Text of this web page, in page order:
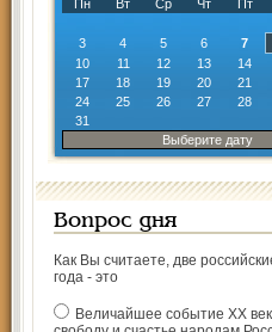
Пн
Вт Ср Чт Пт
3
4 5 6 7
10
11 12 13 14
17
18 19 20 21
24
25 26 27 28
31
Выберите дату
Вопрос дня
Как Вы считаете, две
года - это
Величайшее событие ХХ